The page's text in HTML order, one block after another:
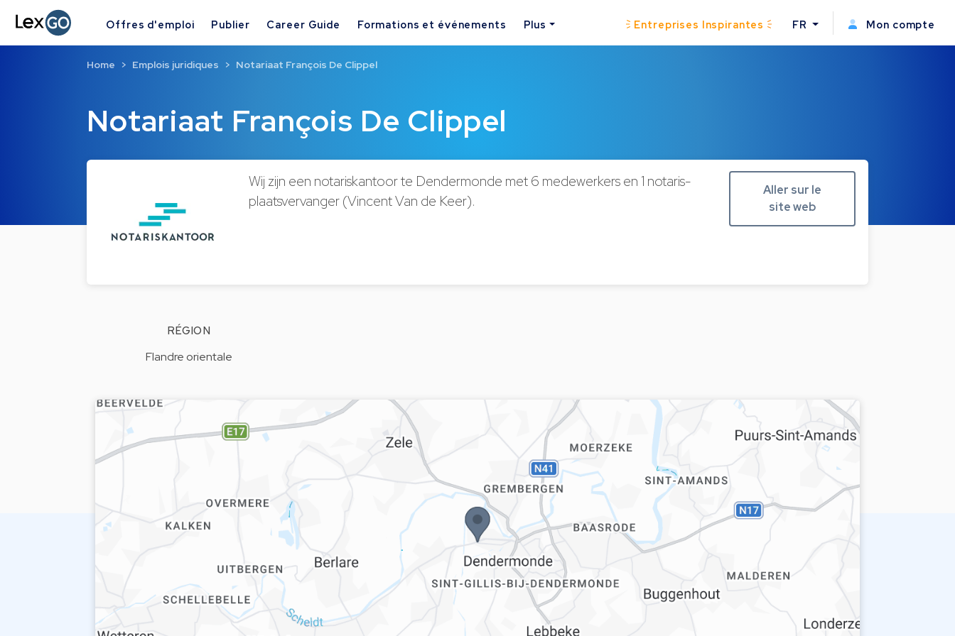
Offres d'emploi Publier Career Guide Formations et événements Plus Entreprises Inspirantes FR Mon compte
Notariaat François De Clippel
Home Emplois juridiques Notariaat François De Clippel
Wij zijn een notariskantoor te Dendermonde met 6 medewerkers en 1 notaris-
plaatsvervanger (Vincent Van de Keer).
Aller sur le
site web
RÉGION
Flandre orientale